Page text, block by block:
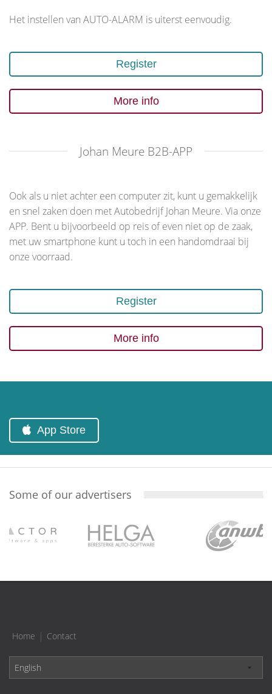
Het instellen van AUTO-ALARM is uiterst eenvoudig.
Register
More info
Johan Meure B2B-APP
Ook als u niet achter een computer zit, kunt u gemakkelijk
en snel zaken doen met Autobedrijf Johan Meure. Via onze
APP. Bent u bijvoorbeeld op reis of even niet op de zaak,
met uw smartphone kunt u toch in een handomdraai bij
onze voorraad.
Register
More info
App Store
Some of our advertisers
Home | Contact